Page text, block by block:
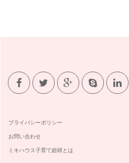
寒い季節におうちでできるお肌ケアと
１２月は楽しい行事が盛りだくさん
の席も増える時期…
ハーブは、ラテン語で草を意味する
源としてます。簡単に…
プライバシーポリシー
お問い合わせ
ミキハウス子育て総研とは